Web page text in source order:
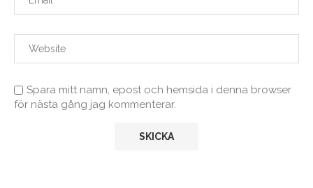
Spara mitt namn, epost och hemsida i denna browser
för nästa gång jag kommenterar.